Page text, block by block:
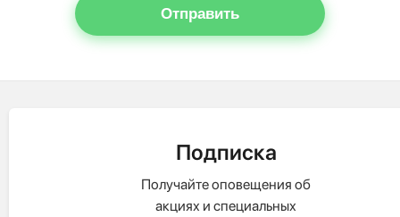
Отправить
Подписка
Получайте оповещения об
акциях и специальных